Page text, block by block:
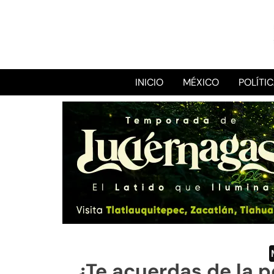
INICIO MÉXICO